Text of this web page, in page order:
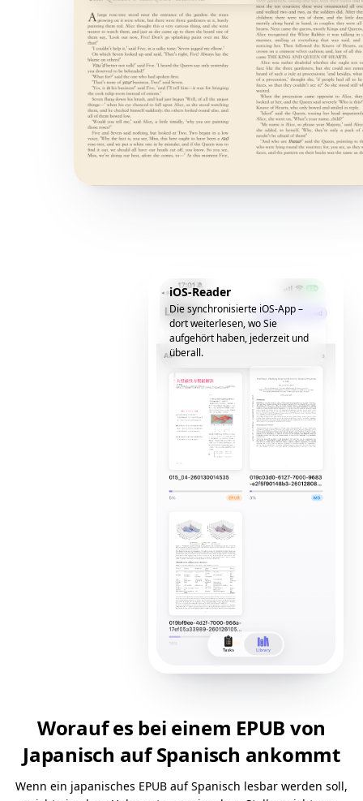
iOS-Reader
Die synchronisierte iOS-App –
dort weiterlesen, wo Sie
aufgehört haben, jederzeit und
überall.
Worauf es bei einem EPUB von
Japanisch auf Spanisch ankommt
Wenn ein japanisches EPUB auf Spanisch lesbar werden soll,